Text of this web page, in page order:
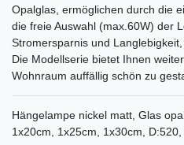
Opalglas, ermöglichen durch die
die freie Auswahl (max.60W) der
Stromersparnis und
Die Modellserie bietet Ihnen
Wohnraum auffällig schön zu
Hängelampe nickel matt, Glas
1x20cm, 1x25cm, 1x30cm,